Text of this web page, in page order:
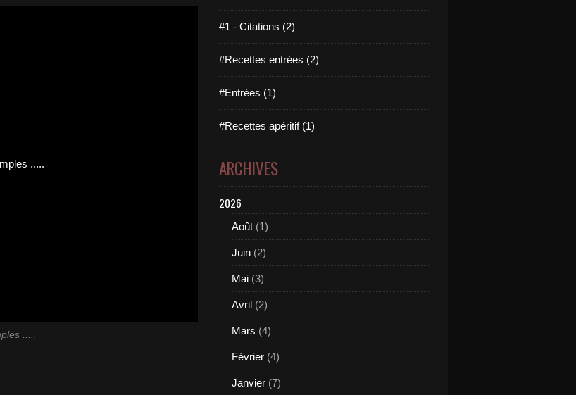
.....
#1 - Citations (2)
#Recettes entrées (2)
#Entrées (1)
#Recettes apéritif (1)
ARCHIVES
2026
Août (1)
Juin (2)
Mai (3)
Avril (2)
Mars (4)
Février (4)
Janvier (7)